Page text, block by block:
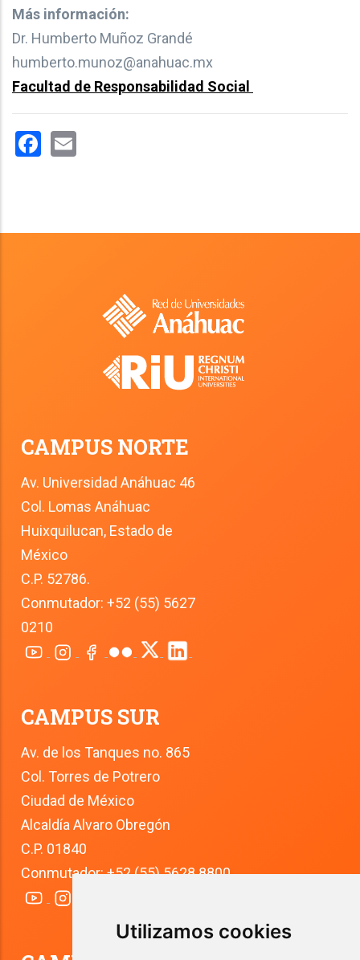
Utilizamos cookies
Más información:
Dr. Humberto Muñoz Grandé
humberto.munoz@anahuac.mx
Facultad de Responsabilidad Social
Facebook
CAMPUS NORTE
Av. Universidad Anáhuac 46
Col. Lomas Anáhuac
Huixquilucan, Estado de
México
C.P. 52786.
Conmutador: +52 (55) 5627
0210
CAMPUS SUR
Av. de los Tanques no. 865
Col. Torres de Potrero
Ciudad de México
Alcaldía Alvaro Obregón
C.P. 01840
Conmutador: +52 (55) 5628 8800